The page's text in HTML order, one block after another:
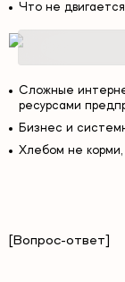
Что не
Сложные
ресурсами
Бизнес и
Хлебом не корми,
[Вопрос-ответ]